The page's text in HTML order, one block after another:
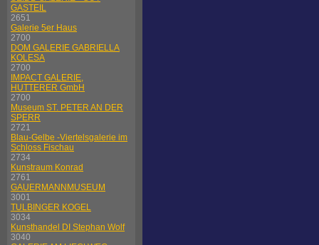
GASTEIL
2651
Galerie 5er Haus
2700
DOM GALERIE GABRIELLA
KOLESA
2700
IMPACT GALERIE,
HUTTERER GmbH
2700
Museum ST. PETER AN DER
SPERR
2721
Blau-Gelbe -Viertelsgalerie im
Schloss Fischau
2734
Kunstraum Konrad
2761
GAUERMANNMUSEUM
3001
TULBINGER KOGEL
3034
Kunsthandel DI Stephan Wolf
3040